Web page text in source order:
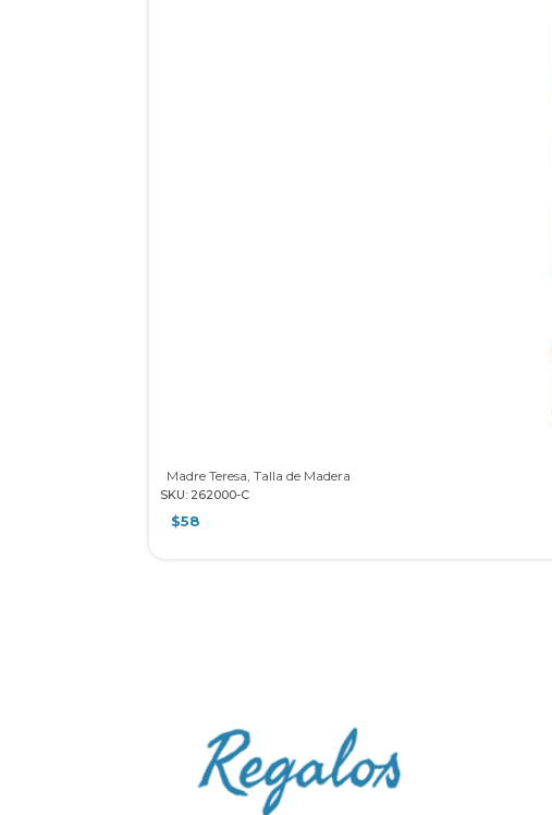
Madre Teresa, Talla de Madera
SKU: 262000-C
$58